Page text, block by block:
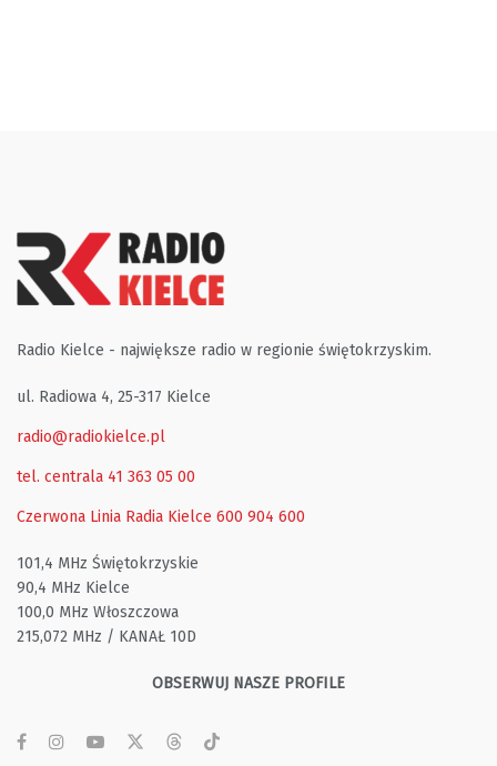
Radio Kielce - największe radio w regionie świętokrzyskim.
ul. Radiowa 4, 25-317 Kielce
radio@radiokielce.pl
tel. centrala 41 363 05 00
Czerwona Linia Radia Kielce 600 904 600
101,4 MHz Świętokrzyskie
90,4 MHz Kielce
100,0 MHz Włoszczowa
215,072 MHz / KANAŁ 10D
OBSERWUJ NASZE PROFILE